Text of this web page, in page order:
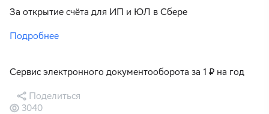
За открытие счёта для ИП и ЮЛ в Сбере
Подробнее
Сервис электронного документооборота за 1 ₽ на год
3040
Поделиться